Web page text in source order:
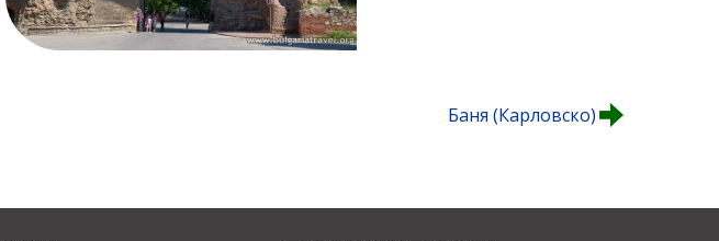
Баня (Карловско)